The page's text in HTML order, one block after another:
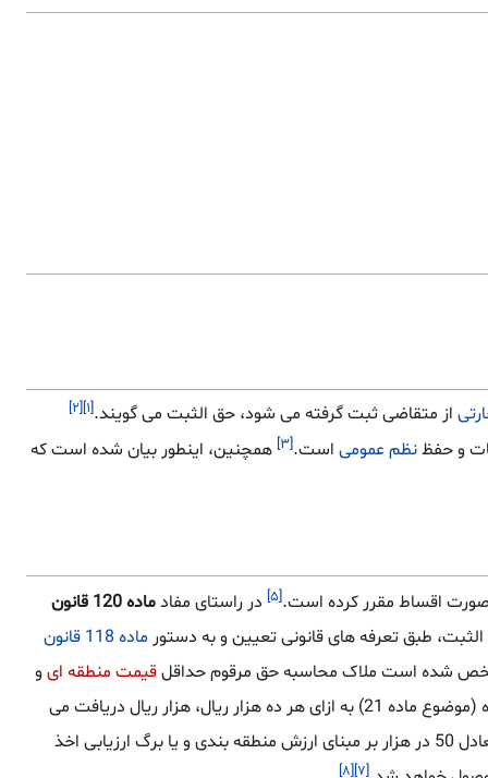
از متقاضی ثبت گرفته می شود، حق الثبت می گویند.[۱] [۲]
و حفظنظم عمومیاست.[۳] همچنین، اینطور بیان شده است که
صورت اقساط مقرر کرده است.[۵] در راستای مفاد
ماده 120 قانون
طبق تعرفه های قانونی تعیین و به دستور
ماده 118 قانون
قیمت منطقه ای و
حق الثبت املاک ثبت نشده (موضوع ماده 21) به ازای هر ده هزار ریال، هزار ریال دریافت می
دریافت می نمایند علاوه بر بهای دفترچه مالکیت معادل 50 در هزار بر مبنای ارزش منطقه بندی و یا برگ ارزیابی اخذ
[۷] [۸]